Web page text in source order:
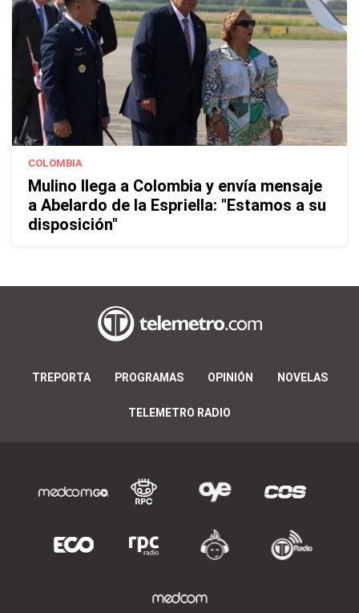
COLOMBIA
Mulino llega a Colombia y envía mensaje
a Abelardo de la Espriella: "Estamos a su
disposición"
TREPORTA PROGRAMAS OPINIÓN NOVELAS
TELEMETRO RADIO